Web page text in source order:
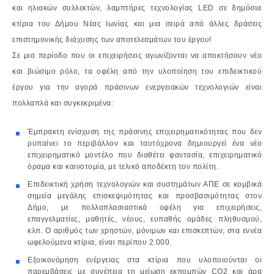
και ηλιακών συλλεκτών, λαμπτήρες τεχνολογίας LED σε δημόσια
κτίρια του Δήμου Νέας Ιωνίας και μια σειρά από άλλες δράσεις
επιστημονικής διάχυσης των αποτελεσμάτων του έργου!
Σε μια περίοδο που οι επιχειρήσεις αγωνίζονται να αποκτήσουν νέο
και βιώσιμο ρόλο, τα οφέλη από την υλοποίηση του επιδεικτικού
έργου για την αγορά πράσινων ενεργειακών τεχνολογιών είναι
πολλαπλά και συγκεκριμένα:
Έμπρακτη ενίσχυση της πράσινης επιχειρηματικότητας που δεν
ρυπαίνει το περιβάλλον και ταυτόχρονα δημιουργεί ένα νέο
επιχειρηματικό μοντέλο που διαθέτει φαντασία, επιχειρηματικό
όραμα και καινοτομία, με τελικό αποδέκτη τον πολίτη.
Επιδεικτική χρήση τεχνολογιών και συστημάτων ΑΠΕ σε κομβικά
σημεία μεγάλης επισκεψιμότητας και προσβασιμότητας στον
Δήμο, με πολλαπλασιαστικά οφέλη για επιχειρήσεις,
επαγγελματίες, μαθητές, νέους, ευπαθής ομάδες πληθυσμού,
κλπ. Ο αριθμός των χρηστών, μόνιμων και επισκεπτών, στα εννέα
ωφελούμενα κτίρια, είναι περίπου 2.000.
Εξοικονόμηση ενέργειας στα κτίρια που υλοποιούνται οι
παρεμβάσεις με συνέπεια τη μείωση εκπομπών CO2 και άρα